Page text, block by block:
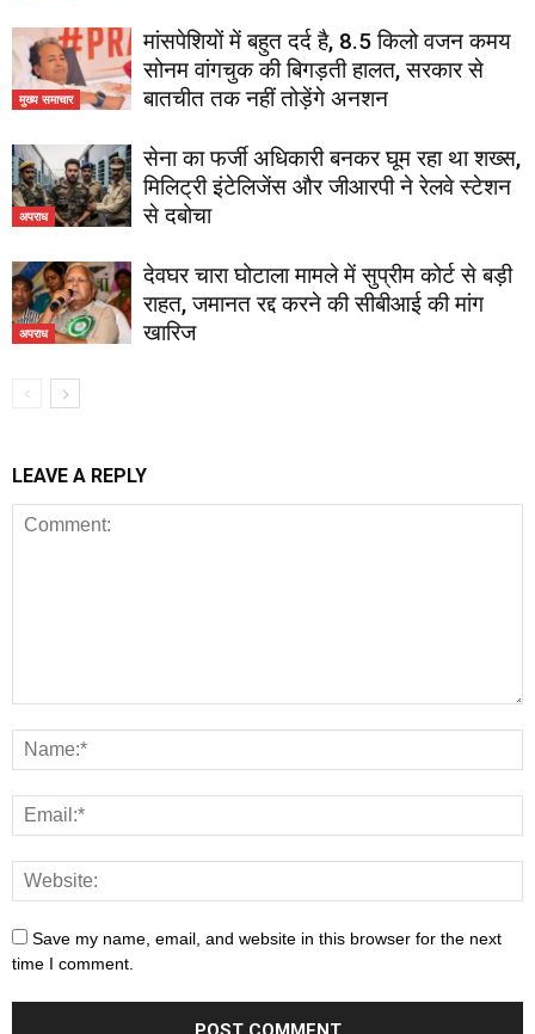
मुख्य समाचार
मांसपेशियों में बहुत दर्द है, 8.5 किलो वजन कमय
सोनम वांगचुक की बिगड़ती हालत, सरकार से
बातचीत तक नहीं तोड़ेंगे अनशन
अपराध
सेना का फर्जी अधिकारी बनकर घूम रहा था शख्स,
मिलिट्री इंटेलिजेंस और जीआरपी ने रेलवे स्टेशन
से दबोचा
अपराध
देवघर चारा घोटाला मामले में सुप्रीम कोर्ट से बड़ी
राहत, जमानत रद्द करने की सीबीआई की मांग
खारिज
LEAVE A REPLY
Save my name, email, and website in this browser for the next
time I comment.